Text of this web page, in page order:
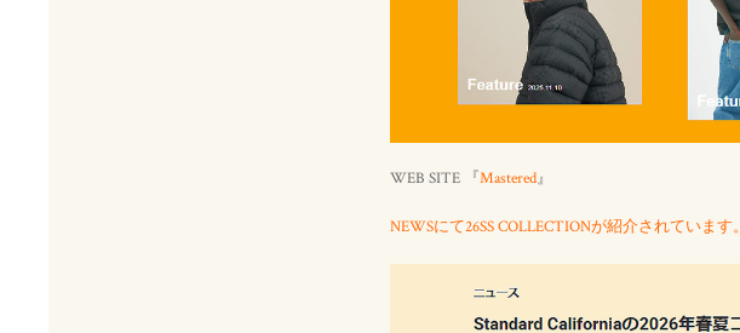
WEB SITE 『Mastered』
NEWSにて26SS COLLECTIONが紹介されています。